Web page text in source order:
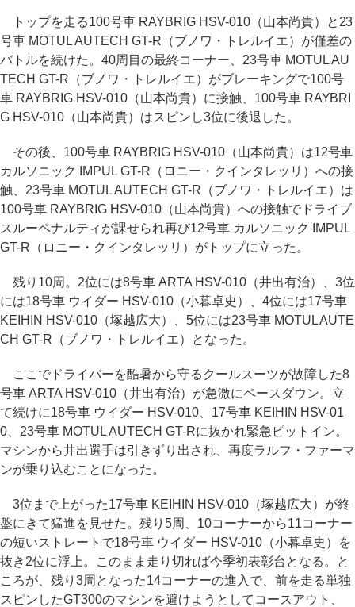
トップを走る100号車 RAYBRIG HSV-010（山本尚貴）と23
号車 MOTUL AUTECH GT-R（ブノワ・トレルイエ）が僅差の
バトルを続けた。40周目の最終コーナー、23号車 MOTUL AU
TECH GT-R（ブノワ・トレルイエ）がブレーキングで100号
車 RAYBRIG HSV-010（山本尚貴）に接触、100号車 RAYBRI
G HSV-010（山本尚貴）はスピンし3位に後退した。
その後、100号車 RAYBRIG HSV-010（山本尚貴）は12号車
カルソニック IMPUL GT-R（ロニー・クインタレッリ）への接
触、23号車 MOTUL AUTECH GT-R（ブノワ・トレルイエ）は
100号車 RAYBRIG HSV-010（山本尚貴）への接触でドライブ
スルーペナルティが課せられ再び12号車 カルソニック IMPUL
GT-R（ロニー・クインタレッリ）がトップに立った。
残り10周。2位には8号車 ARTA HSV-010（井出有治）、3位
には18号車 ウイダー HSV-010（小暮卓史）、4位には17号車
KEIHIN HSV-010（塚越広大）、5位には23号車 MOTUL AUTE
CH GT-R（ブノワ・トレルイエ）となった。
ここでドライバーを酷暑から守るクールスーツが故障した8
号車 ARTA HSV-010（井出有治）が急激にペースダウン。立
て続けに18号車 ウイダー HSV-010、17号車 KEIHIN HSV-01
0、23号車 MOTUL AUTECH GT-Rに抜かれ緊急ピットイン。
マシンから井出選手は引きずり出され、再度ラルフ・ファーマ
ンが乗り込むことになった。
3位まで上がった17号車 KEIHIN HSV-010（塚越広大）が終
盤にきて猛進を見せた。残り5周、10コーナーから11コーナー
の短いストレートで18号車 ウイダー HSV-010（小暮卓史）を
抜き2位に浮上。このまま走り切れば今季初表彰台となる。と
ころが、残り3周となった14コーナーの進入で、前を走る単独
スピンしたGT300のマシンを避けようとしてコースアウト、